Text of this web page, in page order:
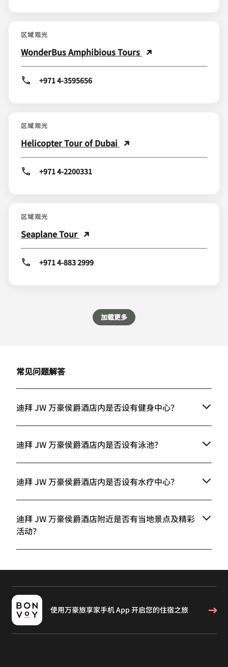
区域观光
WonderBus Amphibious Tours
+971 4-3595656
区域观光
Helicopter Tour of Dubai
+971 4-2200331
区域观光
Seaplane Tour
+971 4-883 2999
加载更多
常见问题解答
迪拜 JW 万豪侯爵酒店内是否设有健身中心？
迪拜 JW 万豪侯爵酒店内是否设有泳池？
迪拜 JW 万豪侯爵酒店内是否设有水疗中心？
迪拜 JW 万豪侯爵酒店附近是否有当地景点及精彩
活动？
使用万豪旅享家手机 App 开启您的住宿之旅